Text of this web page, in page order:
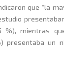
que “la
%), mientras
presentaba un